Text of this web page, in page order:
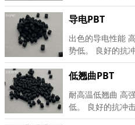
125℃ 超高的防火
等级 灼热丝960℃
导电PBT
出色的导电性能
势低。 良好的抗
对酸具有良好的
耐受性。 具有较
和焊接能力
低翘曲PBT
耐高温低翘曲 高
低。 良好的抗冲
酸具有良好的耐